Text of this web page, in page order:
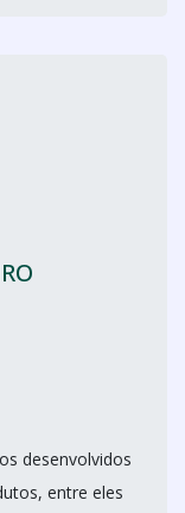
desenvolvidos
entre eles